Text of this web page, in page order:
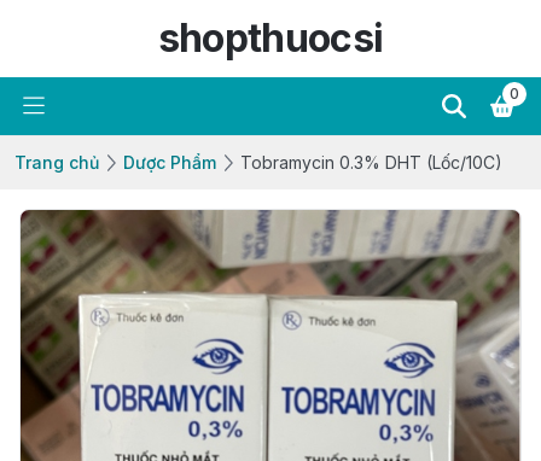
shopthuocsi
0
Trang chủ Dược Phẩm Tobramycin 0.3% DHT (Lốc/10C)